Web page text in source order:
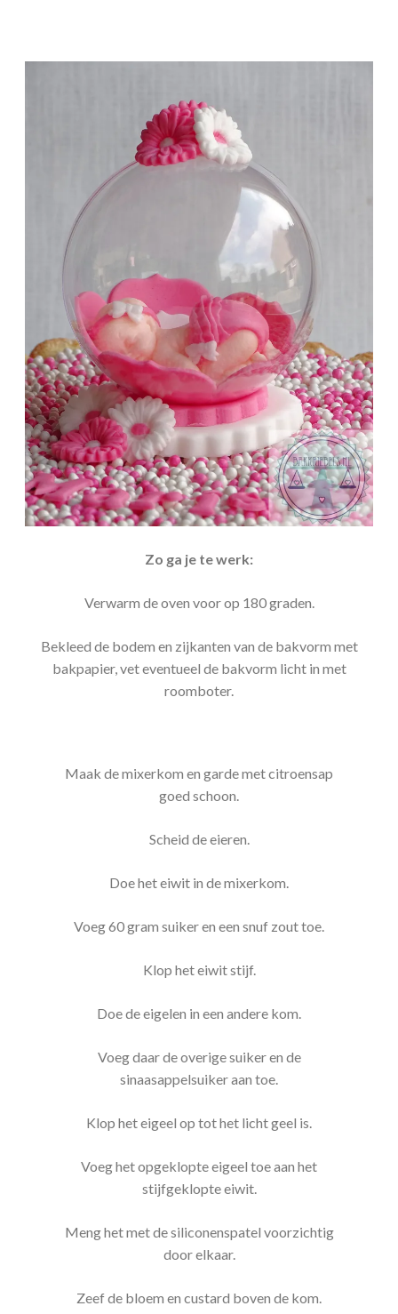
Zo ga je te werk:
Verwarm de oven voor op 180 graden.
Bekleed de bodem en zijkanten van de bakvorm met
bakpapier, vet eventueel de bakvorm licht in met
roomboter.
Maak de mixerkom en garde met citroensap
goed schoon.
Scheid de eieren.
Doe het eiwit in de mixerkom.
Voeg 60 gram suiker en een snuf zout toe.
Klop het eiwit stijf.
Doe de eigelen in een andere kom.
Voeg daar de overige suiker en de
sinaasappelsuiker aan toe.
Klop het eigeel op tot het licht geel is.
Voeg het opgeklopte eigeel toe aan het
stijfgeklopte eiwit.
Meng het met de siliconenspatel voorzichtig
door elkaar.
Zeef de bloem en custard boven de kom.